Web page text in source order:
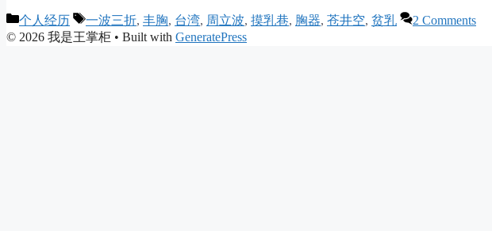
Categories
个人经历 Tags
一波三折, 丰胸, 台湾, 周立波, 摸乳巷, 胸器, 苍井空, 贫乳
2 Comments
© 2026 我是王掌柜 • Built with GeneratePress